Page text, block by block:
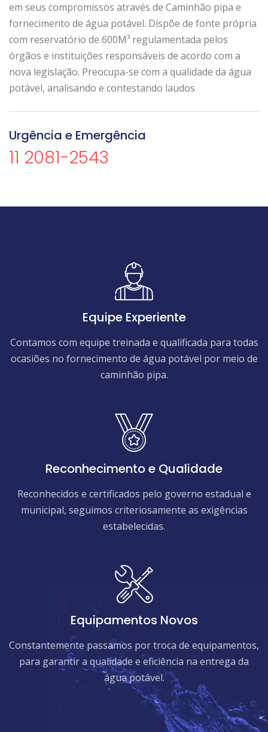
em seus compromissos através de Caminhão pipa e
fornecimento de água potável. Dispõe de fonte própria
com reservatório de 600M³ regulamentada pelos
órgãos e instituições responsáveis de acordo com a
nova legislação. Preocupa-se com a qualidade da água
potável, analisando e contestando laudos
Urgência e Emergência
11 2081-2543
Equipe Experiente
Contamos com equipe treinada e qualificada para todas
ocasiões no fornecimento de água potável por meio de
caminhão pipa.
Reconhecimento e Qualidade
Reconhecidos e certificados pelo governo estadual e
municipal, seguimos criteriosamente as exigências
estabelecidas.
Equipamentos Novos
Constantemente passamos por troca de equipamentos,
para garantir a qualidade e eficiência na entrega da
água potável.